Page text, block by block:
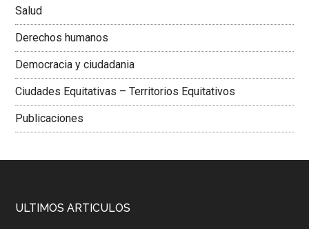
Salud
Derechos humanos
Democracia y ciudadania
Ciudades Equitativas – Territorios Equitativos
Publicaciones
ULTIMOS ARTICULOS